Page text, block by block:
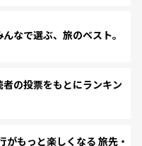
なで選ぶ、旅のベスト。
の投票をもとにランキン
もっと楽しくなる 旅先・